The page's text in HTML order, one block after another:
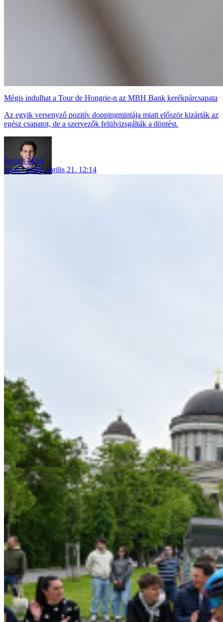
Mégis indulhat a Tour de Hongrie-n az MBH Bank kerékpárcsapata
Az egyik versenyző pozitív doppingmintája miatt először kizárták az
egész csapatot, de a szervezők felülvizsgálták a döntést.
Benics Márk
sport
2026. április 21. 12:14